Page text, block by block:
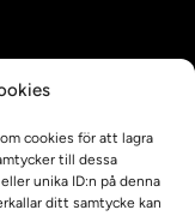
cookies för att lagra
till dessa
unika ID:n på denna
ditt samtycke kan